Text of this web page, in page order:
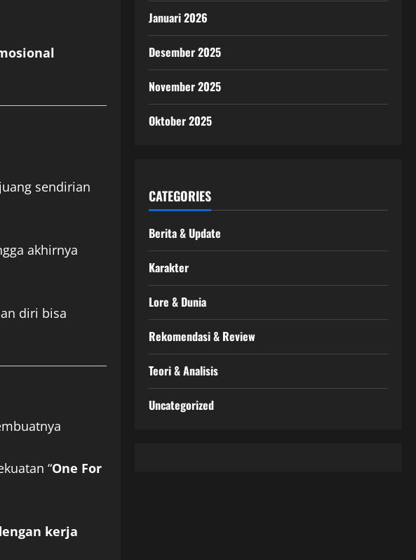
sendirian
akhirnya
diri bisa
“One For
kerja
Januari 2026
Desember 2025
November 2025
Oktober 2025
CATEGORIES
Berita & Update
Karakter
Lore & Dunia
Rekomendasi & Review
Teori & Analisis
Uncategorized